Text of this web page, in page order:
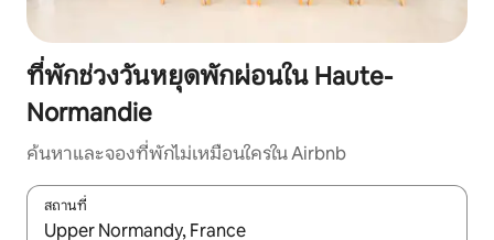
ที่พักช่วงวันหยุดพักผ่อนใน Haute-
Normandie
ค้นหาและจองที่พักไม่เหมือนใครใน Airbnb
สถานที่
ใช้ลูกศรขึ้นลง หรือใช้การสัมผัสหรือปัด เพื่อสำรวจผลการค้นหา